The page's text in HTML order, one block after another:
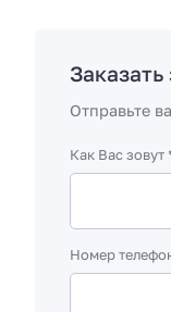
Заказать
Отправьте
Как Вас зовут
Номер